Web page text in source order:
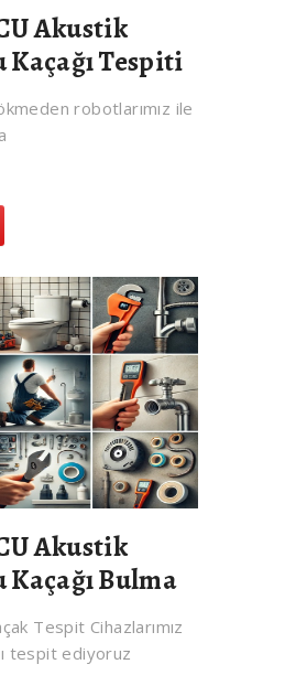
Akustik
Kaçağı Tespiti
robotlarımız ile
Akustik
Kaçağı Bulma
Tespit Cihazlarımız
tespit ediyoruz